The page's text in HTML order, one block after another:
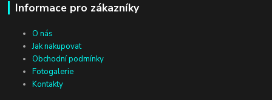
Informace pro zákazníky
O nás
Jak nakupovat
Obchodní podmínky
Fotogalerie
Kontakty